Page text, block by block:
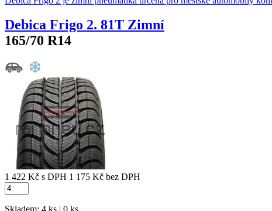
Debica Frigo 2. 81T Zimní
165/70 R14
1 422 Kč s DPH 1 175 Kč bez DPH